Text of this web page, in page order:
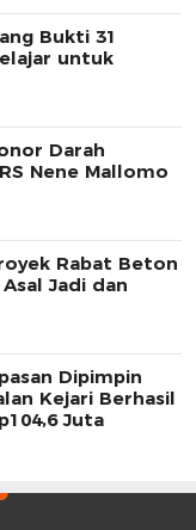
Bukti 31
untuk
Darah
Nene Mallomo
Rabat Beton
Jadi dan
Dipimpin
Kejari Berhasil
Juta